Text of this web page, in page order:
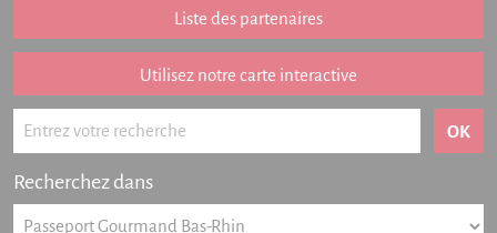
Listing des newsletters
Haut-Rhin
Offres numériques
Partenariat
Liste des partenaires
Utilisez notre carte interactive
Recherchez dans